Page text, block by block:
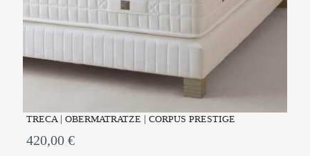
TRECA | OBERMATRATZE | CORPUS PRESTIGE
420,00 €